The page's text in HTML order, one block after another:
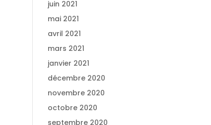
juin 2021
mai 2021
avril 2021
mars 2021
janvier 2021
décembre 2020
novembre 2020
octobre 2020
septembre 2020